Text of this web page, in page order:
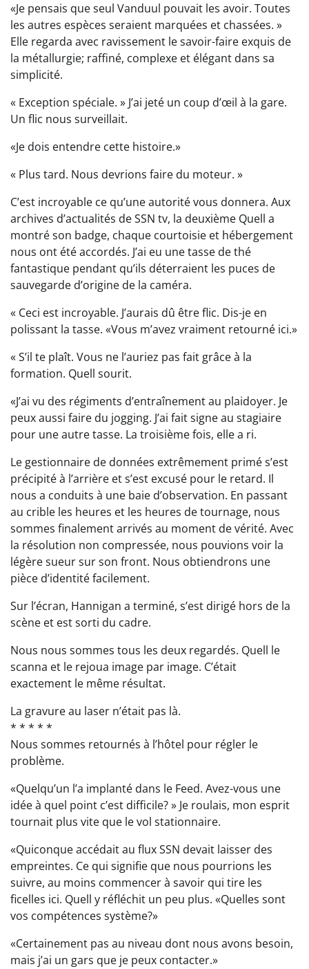
«Je pensais que seul Vanduul pouvait les avoir. Toutes
les autres espèces seraient marquées et chassées. »
Elle regarda avec ravissement le savoir-faire exquis de
la métallurgie; raffiné, complexe et élégant dans sa
simplicité.
« Exception spéciale. » J’ai jeté un coup d’œil à la gare.
Un flic nous surveillait.
«Je dois entendre cette histoire.»
« Plus tard. Nous devrions faire du moteur. »
C’est incroyable ce qu’une autorité vous donnera. Aux
archives d’actualités de SSN tv, la deuxième Quell a
montré son badge, chaque courtoisie et hébergement
nous ont été accordés. J’ai eu une tasse de thé
fantastique pendant qu’ils déterraient les puces de
sauvegarde d’origine de la caméra.
« Ceci est incroyable. J’aurais dû être flic. Dis-je en
polissant la tasse. «Vous m’avez vraiment retourné ici.»
« S’il te plaît. Vous ne l’auriez pas fait grâce à la
formation. Quell sourit.
«J’ai vu des régiments d’entraînement au plaidoyer. Je
peux aussi faire du jogging. J’ai fait signe au stagiaire
pour une autre tasse. La troisième fois, elle a ri.
Le gestionnaire de données extrêmement primé s’est
précipité à l’arrière et s’est excusé pour le retard. Il
nous a conduits à une baie d’observation. En passant
au crible les heures et les heures de tournage, nous
sommes finalement arrivés au moment de vérité. Avec
la résolution non compressée, nous pouvions voir la
légère sueur sur son front. Nous obtiendrons une
pièce d’identité facilement.
Sur l’écran, Hannigan a terminé, s’est dirigé hors de la
scène et est sorti du cadre.
Nous nous sommes tous les deux regardés. Quell le
scanna et le rejoua image par image. C’était
exactement le même résultat.
La gravure au laser n’était pas là.
* * * * *
Nous sommes retournés à l’hôtel pour régler le
problème.
«Quelqu’un l’a implanté dans le Feed. Avez-vous une
idée à quel point c’est difficile? » Je roulais, mon esprit
tournait plus vite que le vol stationnaire.
«Quiconque accédait au flux SSN devait laisser des
empreintes. Ce qui signifie que nous pourrions les
suivre, au moins commencer à savoir qui tire les
ficelles ici. Quell y réfléchit un peu plus. «Quelles sont
vos compétences système?»
«Certainement pas au niveau dont nous avons besoin,
mais j’ai un gars que je peux contacter.»